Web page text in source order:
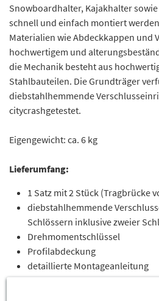
Snowboardhalter, Kajakhalter
schnell und einfach montiert
Materialien wie Abdeckkappen und
hochwertigem und
die Mechanik besteht aus
Stahlbauteilen. Die Grundträger
diebstahlhemmende
citycrashgetestet.
Eigengewicht: ca. 6 kg
Lieferumfang:
1 Satz mit 2 Stück (Tragbrücke
diebstahlhemmende
Schlössern inklusive zweier
Drehmomentschlüssel
Profilabdeckung
detaillierte Montageanleitung